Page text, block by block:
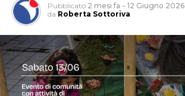
Pubblicato 2 mesi fa – 12 Giugno 2026
da Roberta Sottoriva